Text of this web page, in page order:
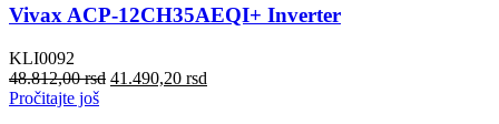
Vivax ACP-12CH35AEQI+ Inverter
KLI0092
48.812,00rsd 41.490,20 rsd
Pročitajte još